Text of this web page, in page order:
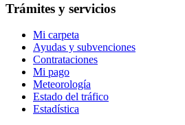
Trámites y servicios
Mi carpeta
Ayudas y subvenciones
Contrataciones
Mi pago
Meteorología
Estado del tráfico
Estadística